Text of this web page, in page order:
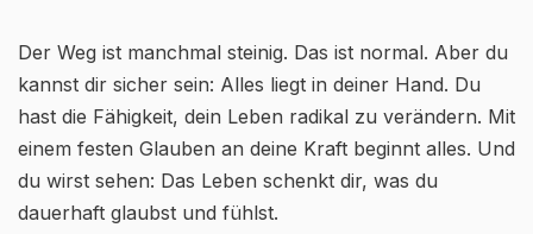
Der Weg ist manchmal steinig. Das ist normal. Aber du
kannst dir sicher sein: Alles liegt in deiner Hand. Du
hast die Fähigkeit, dein Leben radikal zu verändern. Mit
einem festen Glauben an deine Kraft beginnt alles. Und
du wirst sehen: Das Leben schenkt dir, was du
dauerhaft glaubst und fühlst.